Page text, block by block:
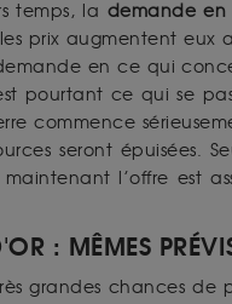
temps, la demande en
prix augmentent
en ce qui
pourtant ce qui se
commence
seront épuisées.
l’offre est
: MÊMES
grandes chances de